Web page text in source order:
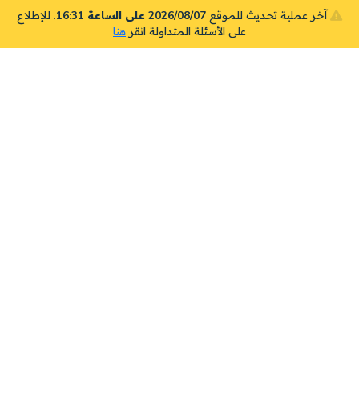
آخر عملية تحديث للموقع 2026/08/07 على الساعة 16:31
. للإطلاع
على الأسئلة المتداولة انقر هنا